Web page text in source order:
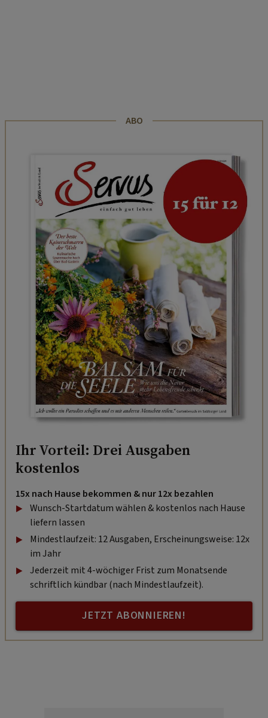
ABO
Ihr Vorteil: Drei Ausgaben
kostenlos
15x nach Hause bekommen & nur 12x bezahlen
Wunsch-Startdatum wählen & kostenlos nach Hause
liefern lassen
Mindestlaufzeit: 12 Ausgaben, Erscheinungsweise: 12x
im Jahr
Jederzeit mit 4-wöchiger Frist zum Monatsende
schriftlich kündbar (nach Mindestlaufzeit).
JETZT ABONNIEREN!